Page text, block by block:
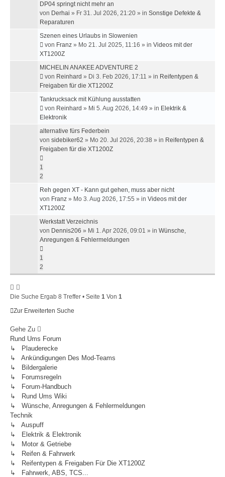
DP04 springt nicht mehr an
von Derhai » Fr 31. Jul 2026, 21:20 » in Sonstige Defekte &
Reparaturen
Szenen eines Urlaubs in Slowenien
von Franz » Mo 21. Jul 2025, 11:16 » in Videos mit der
XT1200Z
MICHELIN ANAKEE ADVENTURE 2
von Reinhard » Di 3. Feb 2026, 17:11 » in Reifentypen &
Freigaben für die XT1200Z
Tankrucksack mit Kühlung ausstatten
von Reinhard » Mi 5. Aug 2026, 14:49 » in Elektrik &
Elektronik
alternative fürs Federbein
von sidebiker62 » Mo 20. Jul 2026, 20:38 » in Reifentypen &
Freigaben für die XT1200Z
1
2
Reh gegen XT - Kann gut gehen, muss aber nicht
von Franz » Mo 3. Aug 2026, 17:55 » in Videos mit der
XT1200Z
Werkstatt Verzeichnis
von Dennis206 » Mi 1. Apr 2026, 09:01 » in Wünsche,
Anregungen & Fehlermeldungen
1
2
Die Suche Ergab 8 Treffer • Seite 1 Von 1
Zur Erweiterten Suche
Gehe Zu
Rund Ums Forum
↳ Plauderecke
↳ Ankündigungen Des Mod-Teams
↳ Bildergalerie
↳ Forumsregeln
↳ Forum-Handbuch
↳ Rund Ums Wiki
↳ Wünsche, Anregungen & Fehlermeldungen
Technik
↳ Auspuff
↳ Elektrik & Elektronik
↳ Motor & Getriebe
↳ Reifen & Fahrwerk
↳ Reifentypen & Freigaben Für Die XT1200Z
↳ Fahrwerk, ABS, TCS...